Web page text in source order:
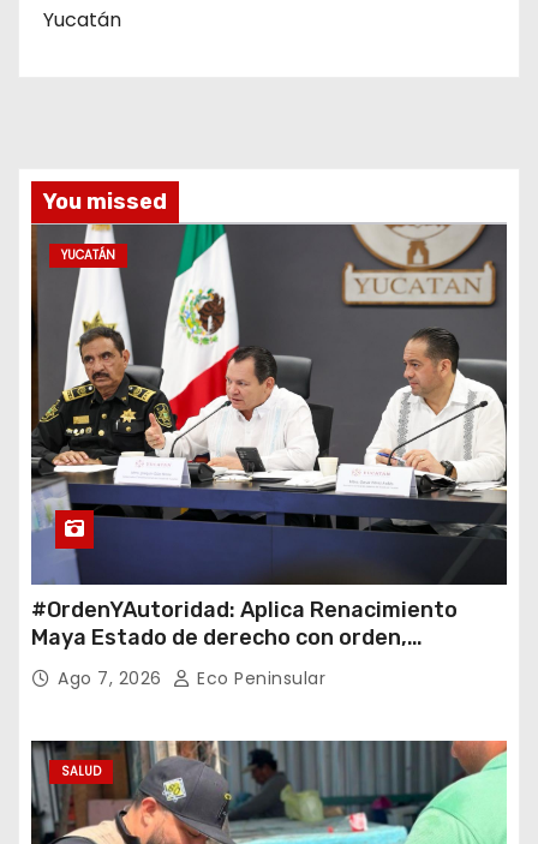
Yucatán
You missed
YUCATÁN
#OrdenYAutoridad: Aplica Renacimiento
Maya Estado de derecho con orden,
coordinación y saldo blanco
Ago 7, 2026 Eco Peninsular
SALUD